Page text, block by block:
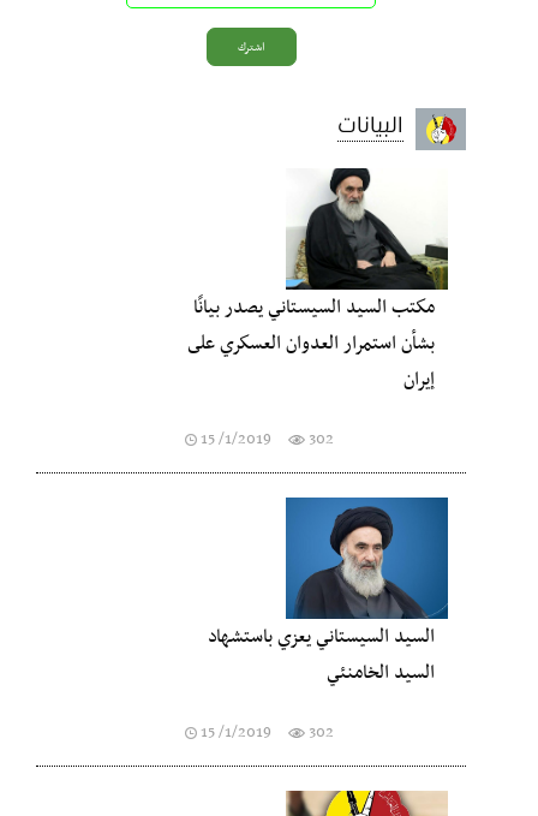
البيانات
مكتب السيد السيستاني يصدر بيانًا
بشأن استمرار العدوان العسكري على
إيران
15 /1/2019 302
السيد السيستاني يعزي باستشهاد
السيد الخامنئي
15 /1/2019 302